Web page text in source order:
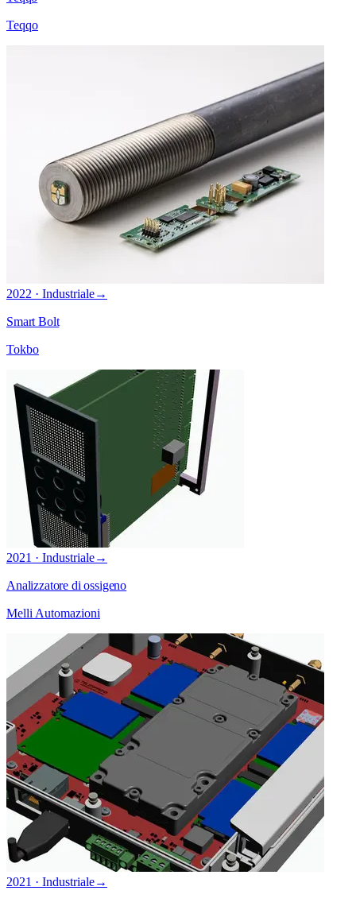
Teqqo
2022 · Industriale→
Smart Bolt
Tokbo
2021 · Industriale→
Analizzatore di ossigeno
Melli Automazioni
2021 · Industriale→